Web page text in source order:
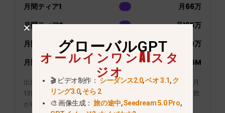
月間ティア1
月66万
月間ティア2
月165万
月間ティア3
月間330万
月間ティア4
月8.25M
出典：Poeのサブスクリプションプランページ（2026年7月
13日確認）。棒グラフのスケールでは、月間最大ポイント数
が8.25Mポイントとして設定されています。.
グローバルGPT
オールインワンAIスタ
ジオ
🎬 ビデオ制作：シーダンス2.0,ベオ 3.1,ク
リング3.0,そら 2
🎨 画像生成：旅の途中,Seedream 5.0 Pro,